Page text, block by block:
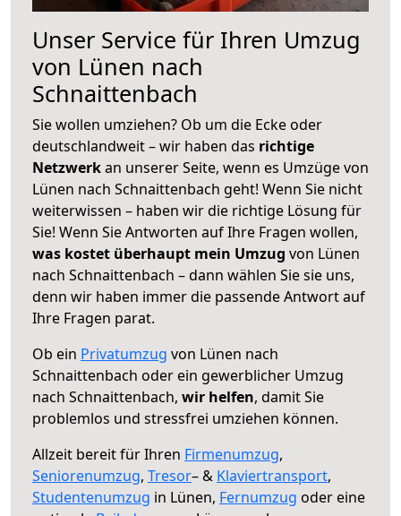
Unser Service für Ihren Umzug
von Lünen nach
Schnaittenbach
Sie wollen umziehen? Ob um die Ecke oder
deutschlandweit – wir haben das richtige
Netzwerkan unserer Seite, wenn es Umzüge von
Lünen nach Schnaittenbach geht! Wenn Sie nicht
weiterwissen – haben wir die richtige Lösung für
Sie! Wenn Sie Antworten auf Ihre Fragen wollen,
was kostet überhaupt mein Umzug von Lünen
nach Schnaittenbach – dann wählen Sie sie uns,
denn wir haben immer die passende Antwort auf
Ihre Fragen parat.
Ob ein Privatumzug von Lünen nach
Schnaittenbach oder ein gewerblicher Umzug
nach Schnaittenbach, wir helfen, damit Sie
problemlos und stressfrei umziehen können.
Allzeit bereit für Ihren Firmenumzug,
Seniorenumzug, Tresor– & Klaviertransport,
Studentenumzug in Lünen, Fernumzug oder eine